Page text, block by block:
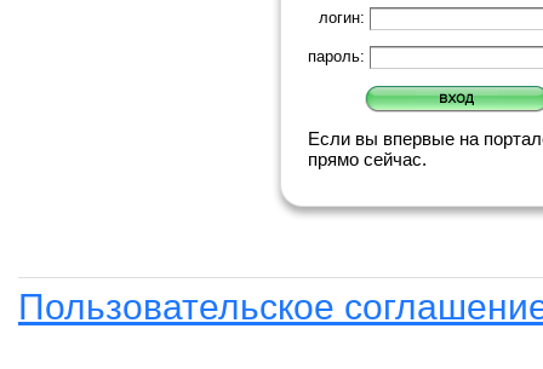
логин:
пароль:
Если вы впервые на
прямо сейчас.
Пользовательское